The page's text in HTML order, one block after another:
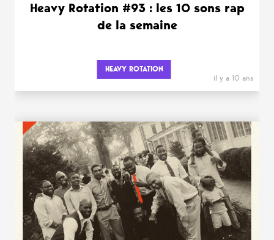
Heavy Rotation #93 : les 10 sons rap
de la semaine
HEAVY ROTATION
il y a 10 ans